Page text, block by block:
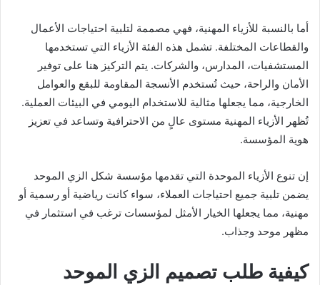
أما بالنسبة للأزياء المهنية، فهي مصممة لتلبية احتياجات الأعمال
والقطاعات المختلفة. تشمل هذه الفئة الأزياء التي تستخدمها
المستشفيات، المدارس، والشركات. يتم التركيز هنا على توفير
الأمان والراحة، حيث تُستخدم الأنسجة المقاومة للبقع والعوامل
الخارجية، مما يجعلها مثالية للاستخدام اليومي في البيئات العملية.
تُظهر الأزياء المهنية مستوى عالٍ من الاحترافية وتساعد في تعزيز
هوية المؤسسة.
إن تنوع الأزياء الموحدة التي تقدمها مؤسسة شكل الزي الموحد
يضمن تلبية جميع احتياجات العملاء، سواء كانت رياضية أو رسمية أو
مهنية، مما يجعلها الخيار الأمثل لمؤسسات ترغب في استثمار في
مظهر موحد وجذاب.
كيفية طلب تصميم الزي الموحد